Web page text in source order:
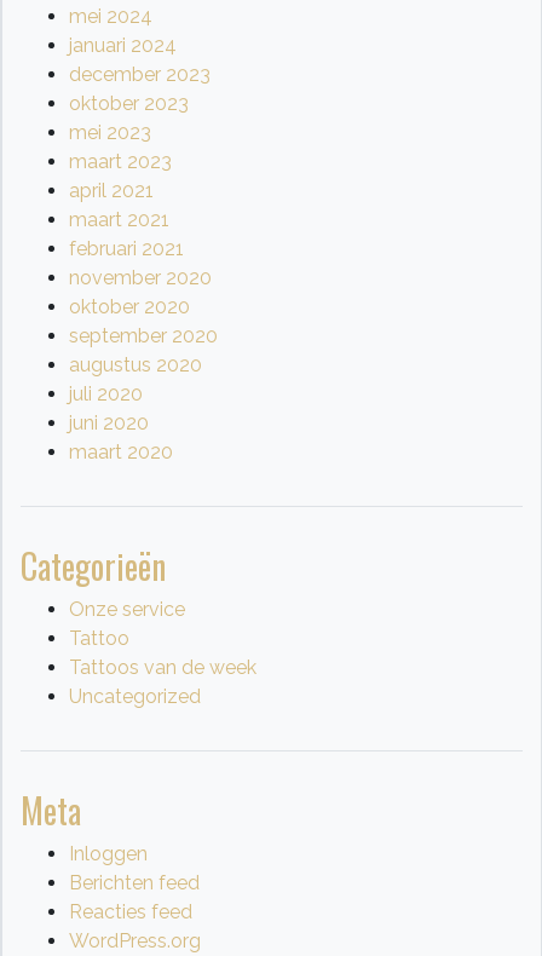
mei 2024
januari 2024
december 2023
oktober 2023
mei 2023
maart 2023
april 2021
maart 2021
februari 2021
november 2020
oktober 2020
september 2020
augustus 2020
juli 2020
juni 2020
maart 2020
Categorieën
Onze service
Tattoo
Tattoos van de week
Uncategorized
Meta
Inloggen
Berichten feed
Reacties feed
WordPress.org